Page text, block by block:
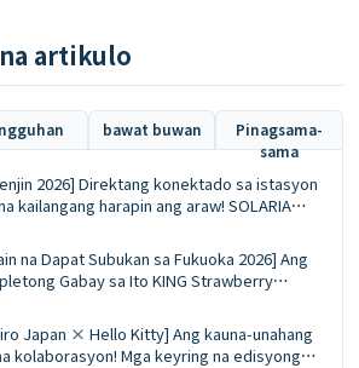
artikulo
bawat buwan
Pinagsama-
sama
2026] Direktang konektado sa istasyon
harapin ang araw! SOLARIA
pinipila at listahan ng pamimili
na Dapat Subukan sa Fukuoka 2026] Ang
Gabay sa Ito KING Strawberry
ace na eksklusibo sa tag-init
Japan × Hello Kitty] Ang kauna-unahang
kolaborasyon! Mga keyring na edisyong